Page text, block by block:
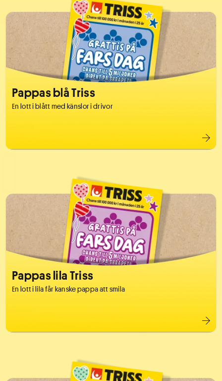
Pappas blå Triss
En lott i blått med känslor i drivor
Pappas lila Triss
En lott i lila får kanske pappa att smila